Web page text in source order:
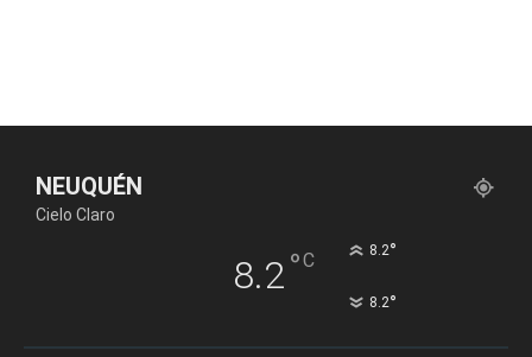
NEUQUÉN
Cielo Claro
8.2°C 8.2°
8.2°